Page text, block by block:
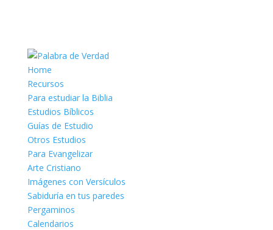
Home
Recursos
Para estudiar la Biblia
Estudios Bíblicos
Guías de Estudio
Otros Estudios
Para Evangelizar
Arte Cristiano
Imágenes con Versículos
Sabiduría en tus paredes
Pergaminos
Calendarios